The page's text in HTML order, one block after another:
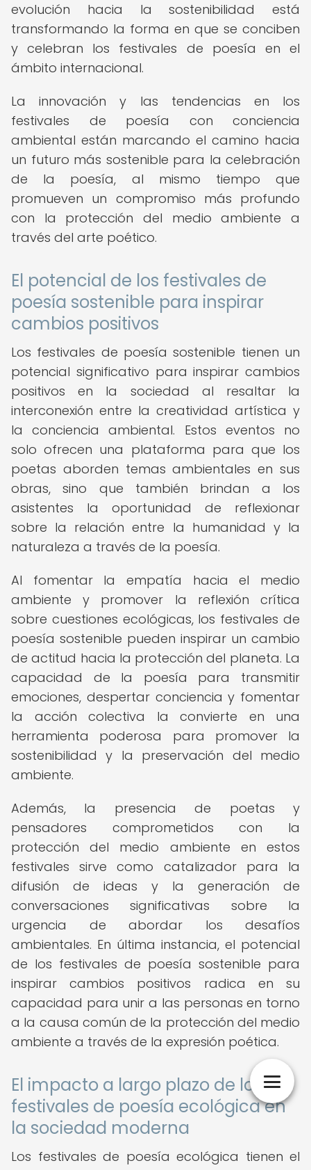
evolución hacia la sostenibilidad está
transformando la forma en que se conciben
y celebran los festivales de poesía en el
ámbito internacional.
La innovación y las tendencias en los
festivales de poesía con conciencia
ambiental están marcando el camino hacia
un futuro más sostenible para la celebración
de la poesía, al mismo tiempo que
promueven un compromiso más profundo
con la protección del medio ambiente a
través del arte poético.
El potencial de los festivales de
poesía sostenible para inspirar
cambios positivos
Los festivales de poesía sostenible tienen un
potencial significativo para inspirar cambios
positivos en la sociedad al resaltar la
interconexión entre la creatividad artística y
la conciencia ambiental. Estos eventos no
solo ofrecen una plataforma para que los
poetas aborden temas ambientales en sus
obras, sino que también brindan a los
asistentes la oportunidad de reflexionar
sobre la relación entre la humanidad y la
naturaleza a través de la poesía.
Al fomentar la empatía hacia el medio
ambiente y promover la reflexión crítica
sobre cuestiones ecológicas, los festivales de
poesía sostenible pueden inspirar un cambio
de actitud hacia la protección del planeta. La
capacidad de la poesía para transmitir
emociones, despertar conciencia y fomentar
la acción colectiva la convierte en una
herramienta poderosa para promover la
sostenibilidad y la preservación del medio
ambiente.
Además, la presencia de poetas y
pensadores comprometidos con la
protección del medio ambiente en estos
festivales sirve como catalizador para la
difusión de ideas y la generación de
conversaciones significativas sobre la
urgencia de abordar los desafíos
ambientales. En última instancia, el potencial
de los festivales de poesía sostenible para
inspirar cambios positivos radica en su
capacidad para unir a las personas en torno
a la causa común de la protección del medio
ambiente a través de la expresión poética.
El impacto a largo plazo de los
festivales de poesía ecológica en
la sociedad moderna
Los festivales de poesía ecológica tienen el